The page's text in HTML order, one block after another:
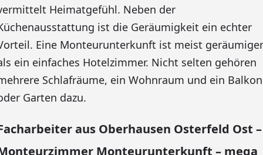
Heimatgefühl. Neben der
ist die Geräumigkeit ein echter
Eine Monteurunterkunft ist meist geräumiger
ein einfaches Hotelzimmer. Nicht selten gehören
Schlafräume, ein Wohnraum und ein Balkon
Garten dazu.
aus Oberhausen Osterfeld Ost –
Monteurunterkunft – mega